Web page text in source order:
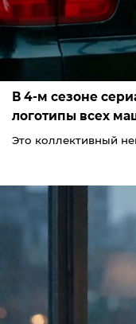
В 4-м сезоне
логотипы всех
Это коллективный